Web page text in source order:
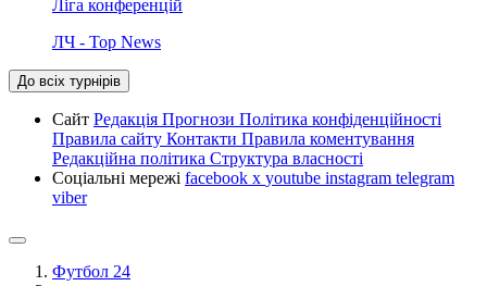
Ліга конференцій
ЛЧ - Top News
До всіх турнірів
Сайт Редакція Прогнози Політика конфіденційності
Правила сайту Контакти Правила коментування
Редакційна політика Структура власності
Соціальні мережі facebook x youtube instagram telegram
viber
Футбол 24